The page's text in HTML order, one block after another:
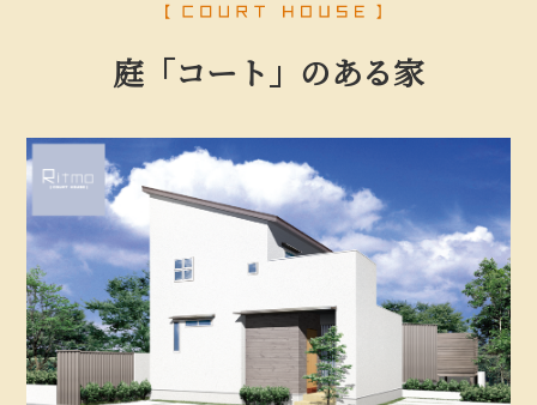
庭「コート」のある家